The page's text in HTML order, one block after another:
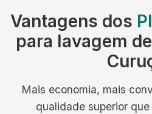
Vantagens dos
para lavagem
Mais economia, mais
qualidade superior